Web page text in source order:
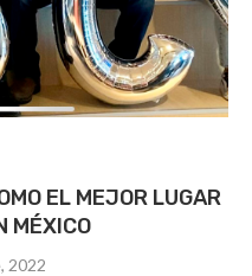
EL MEJOR LUGAR
MÉXICO
2022